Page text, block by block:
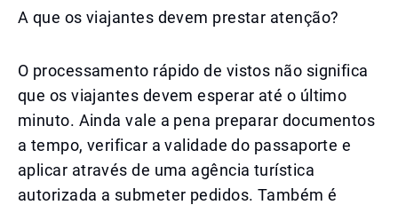
A que os viajantes devem prestar atenção?
O processamento rápido de vistos não significa
que os viajantes devem esperar até o último
minuto. Ainda vale a pena preparar documentos
a tempo, verificar a validade do passaporte e
aplicar através de uma agência turística
autorizada a submeter pedidos. Também é